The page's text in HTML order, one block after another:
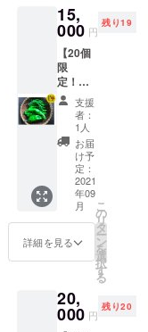
が転が
るのが
わかる
程度。
※但し、
生食限
定のと
うがら
しでは
乾燥保
存は不
可。
ワがた
くさん
でき、
振ると
中で種
が転が
るのが
わかる
程度。
※但し、
生食限
定のと
うがら
しでは
乾燥保
存は不
可。
いよう
に保存
袋や
ラップ
で密閉
し、野
菜室に
入れ
る。水
分は傷
みの原
因にな
るた
め、拭
きと
凍保
存：1つ
ラップ
にくる
む。 乾
菜室に
入れ
る。水
分は傷
みの原
因にな
るた
め、拭
きと
る。 冷
凍保
存：1つ
ずつ
ラップ
燥保
存：で
らない
ように
など 八
房とう
がら
し：酢
漬けや
薬味な
ど。青
とうが
らしは
お米と
一緒に
炊くと
ダシが
出てお
いしい
はなり
ませ
がら
し：炒
を想定
・品種/
時期
は、生
育状況
によっ
て変動
しま
す。予
めご了
承くだ
さい。
調理方
法） プ
サジュ
エラ：
ど。生
食も可
中国大
しをど
れだけ
入れる
かはあ
なた次
第！い
ろんな
とうが
らしを
試して
みた
い、ど
んな畑
で作ら
れてい
るのか
見てみ
分で収
穫した
15,
000 円
残り19
【20個
限
定！
とうが
らし詰
め合わ
せ2㎏
セッ
ト】 十
色の畑
で採れ
たとう
がらし
を数種
類セッ
けしま
す。
（写真
支援
者：
1人
お届
け予
定：
2021
年09
月
詳細を見る
こ
の
リ
タ
ー
ン
を
選
択
す
る
20,
000 円
残り20